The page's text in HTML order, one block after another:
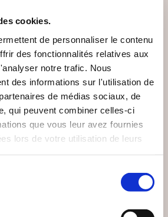
cookies.
de personnaliser le contenu
des fonctionnalités relatives aux
notre trafic. Nous
des informations sur l'utilisation de
de médias sociaux, de
qui peuvent combiner celles-ci
que vous leur avez fournies
lors de votre utilisation de leurs